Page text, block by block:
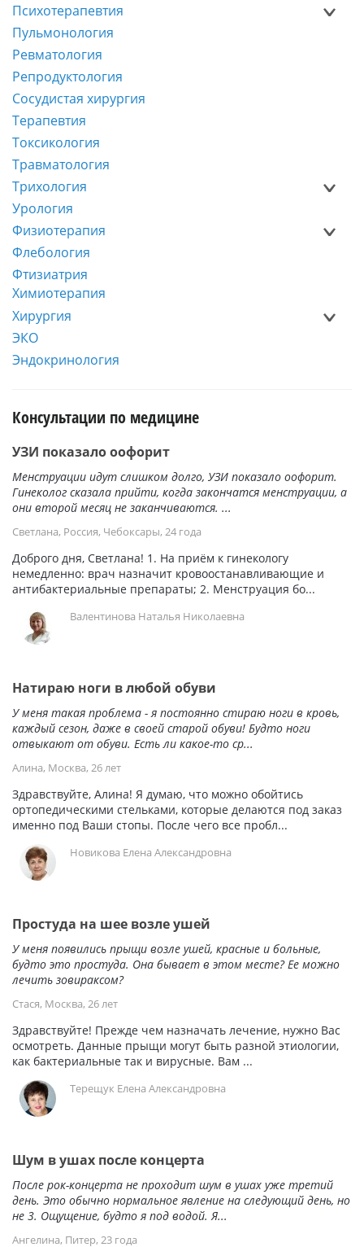
Психотерапевтия
Пульмонология
Ревматология
Репродуктология
Сосудистая хирургия
Терапевтия
Токсикология
Травматология
Трихология
Урология
Физиотерапия
Флебология
Фтизиатрия
Химиотерапия
Хирургия
ЭКО
Эндокринология
Консультации по медицине
УЗИ показало оофорит
Менструации идут слишком долго, УЗИ показало оофорит.
Гинеколог сказала прийти, когда закончатся менструации, а
они второй месяц не заканчиваются. ...
Светлана, Россия, Чебоксары, 24 года
Доброго дня, Светлана! 1. На приём к гинекологу
немедленно: врач назначит кровоостанавливающие и
антибактериальные препараты; 2. Менструация бо...
Валентинова Наталья Николаевна
Натираю ноги в любой обуви
У меня такая проблема - я постоянно стираю ноги в кровь,
каждый сезон, даже в своей старой обуви! Будто ноги
отвыкают от обуви. Есть ли какое-то ср...
Алина, Москва, 26 лет
Здравствуйте, Алина! Я думаю, что можно обойтись
ортопедическими стельками, которые делаются под заказ
именно под Ваши стопы. После чего все пробл...
Новикова Елена Александровна
Простуда на шее возле ушей
У меня появились прыщи возле ушей, красные и больные,
будто это простуда. Она бывает в этом месте? Ее можно
лечить зовираксом?
Стася, Москва, 26 лет
Здравствуйте! Прежде чем назначать лечение, нужно Вас
осмотреть. Данные прыщи могут быть разной этиологии,
как бактериальные так и вирусные. Вам ...
Терещук Елена Александровна
Шум в ушах после концерта
После рок-концерта не проходит шум в ушах уже третий
день. Это обычно нормальное явление на следующий день, но
не 3. Ощущение, будто я под водой. Я...
Ангелина, Питер, 23 года